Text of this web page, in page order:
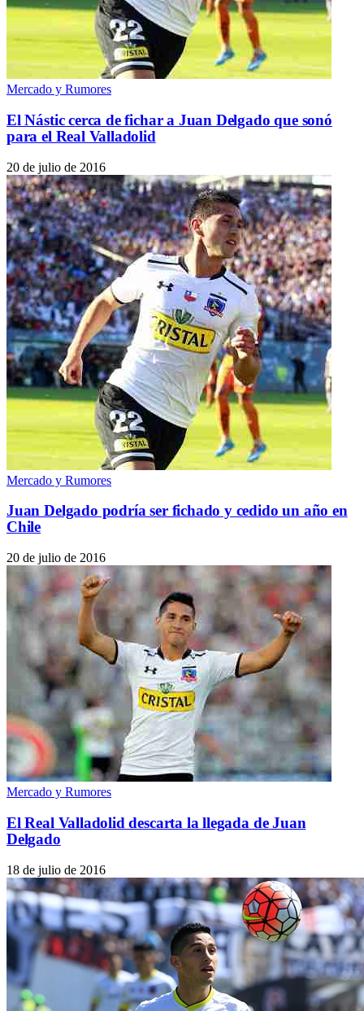
Mercado y Rumores
El Nástic cerca de fichar a Juan Delgado que sonó
para el Real Valladolid
20 de julio de 2016
Mercado y Rumores
Juan Delgado podría ser fichado y cedido un año en
Chile
20 de julio de 2016
Mercado y Rumores
El Real Valladolid descarta la llegada de Juan
Delgado
18 de julio de 2016